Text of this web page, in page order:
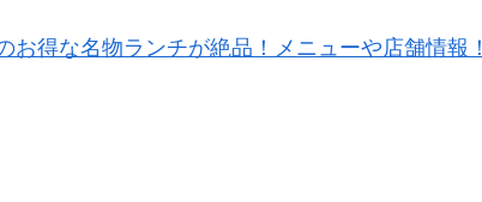
お得な名物ランチが絶品！メニューや店舗情報！